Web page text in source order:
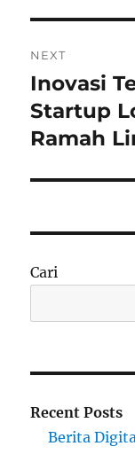
NEXT
Next
post:
Inovasi
Startup
Ramah
Cari
Recent Posts
Berita